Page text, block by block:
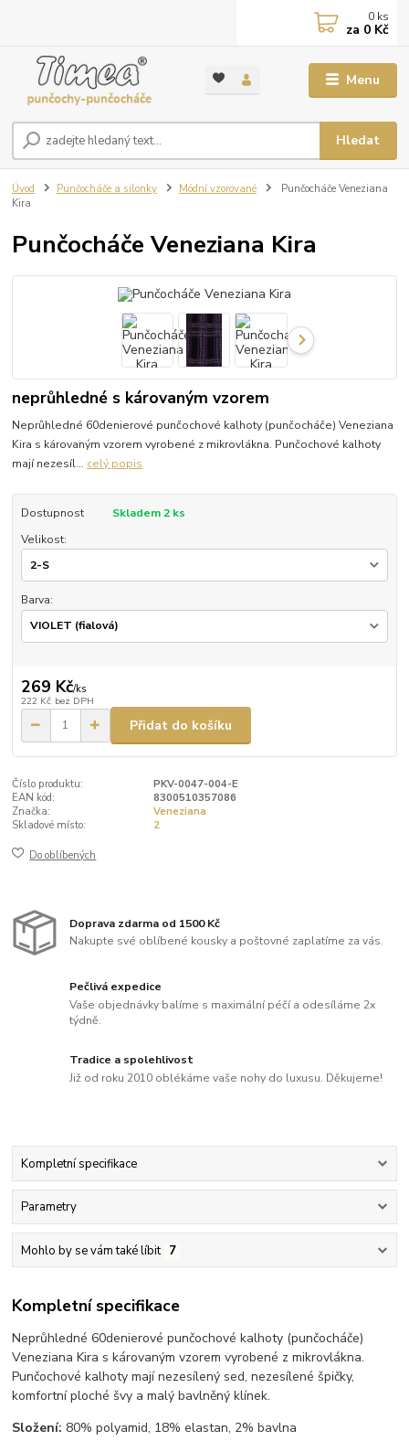
Menu
Hledat
0 ks
za 0 Kč
Úvod Punčocháče a silonky Módní vzorované
Punčocháče Veneziana
Kira
Punčocháče Veneziana Kira
neprůhledné s károvaným vzorem
Neprůhledné 60denierové punčochové kalhoty (punčocháče) Veneziana
Kira s károvaným vzorem vyrobené z mikrovlákna. Punčochové kalhoty
mají nezesíl... celý popis
Dostupnost
Skladem 2 ks
Velikost:
Barva:
269 Kč/ks
222 Kč bez DPH
Přidat do košíku
Číslo produktu:
PKV-0047-004-E
EAN kód:
8300510357086
Značka:
Veneziana
Skladové místo:
2
Do oblíbených
Doprava zdarma od 1500 Kč
Nakupte své oblíbené kousky a poštovné zaplatíme za vás.
Pečlivá expedice
Vaše objednávky balíme s maximální péčí a odesíláme 2x
týdně.
Tradice a spolehlivost
Již od roku 2010 oblékáme vaše nohy do luxusu. Děkujeme!
Kompletní specifikace
Parametry
Mohlo by se vám také líbit 7
Kompletní specifikace
Neprůhledné 60denierové punčochové kalhoty (punčocháče)
Veneziana Kira s károvaným vzorem vyrobené z mikrovlákna.
Punčochové kalhoty mají nezesílený sed, nezesílené špičky,
komfortní ploché švy a malý bavlněný klínek.
Složení: 80% polyamid, 18% elastan, 2% bavlna